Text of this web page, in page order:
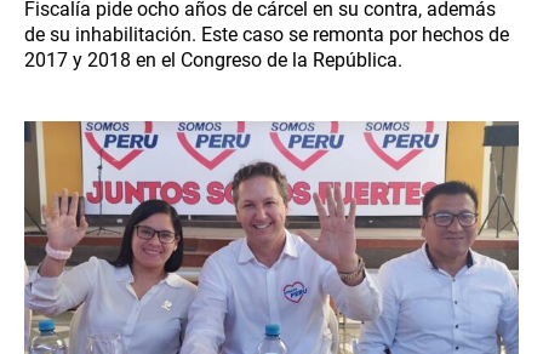
Fiscalía pide ocho años de cárcel en su contra, además
de su inhabilitación. Este caso se remonta por hechos de
2017 y 2018 en el Congreso de la República.